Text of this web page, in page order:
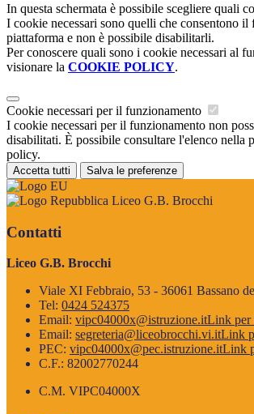
In questa schermata è possibile scegliere quali
I cookie necessari sono quelli che consentono il
piattaforma e non è possibile disabilitarli.
Per conoscere quali sono i cookie necessari al
visionare la COOKIE POLICY.
Cookie necessari per il funzionamento
I cookie necessari per il funzionamento non
disabilitati. È possibile consultare l'elenco nella
policy.
Accetta tutti Salva le preferenze
Liceo G.B. Brocchi
Contatti
Liceo G.B. Brocchi
Viale XI Febbraio, 53 - 36061 Bassano
Tel: 0424 524375
Email: vipc04000x@istruzione.itLink per
Email: segreteria@liceobrocchi.vi.itLink
PEC: vipc04000x@pec.istruzione.itLink
C.F.: 82002770244
C.M. VIPC04000X